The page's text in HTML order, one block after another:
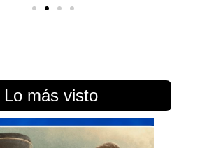
Lo más visto